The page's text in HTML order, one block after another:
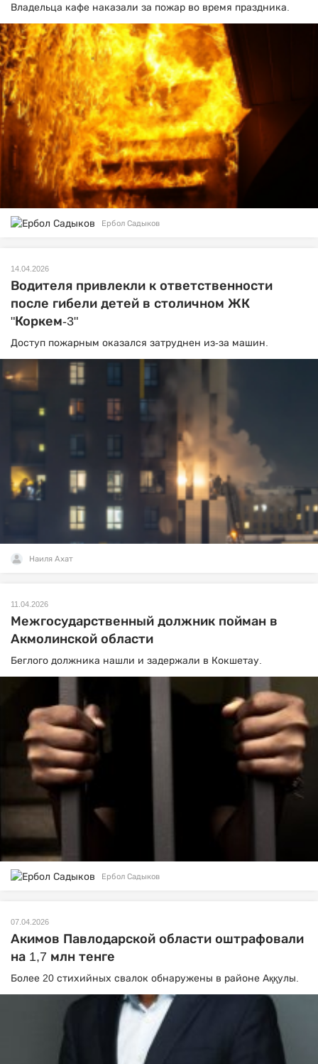
Владельца кафе наказали за пожар во время праздника.
Ербол Садыков
14.04.2026
Водителя привлекли к ответственности
после гибели детей в столичном ЖК
"Коркем-3"
Доступ пожарным оказался затруднен из-за машин.
Наиля Ахат
11.04.2026
Межгосударственный должник пойман в
Акмолинской области
Беглого должника нашли и задержали в Кокшетау.
Ербол Садыков
07.04.2026
Акимов Павлодарской области оштрафовали
на 1,7 млн тенге
Более 20 стихийных свалок обнаружены в районе Аққулы.